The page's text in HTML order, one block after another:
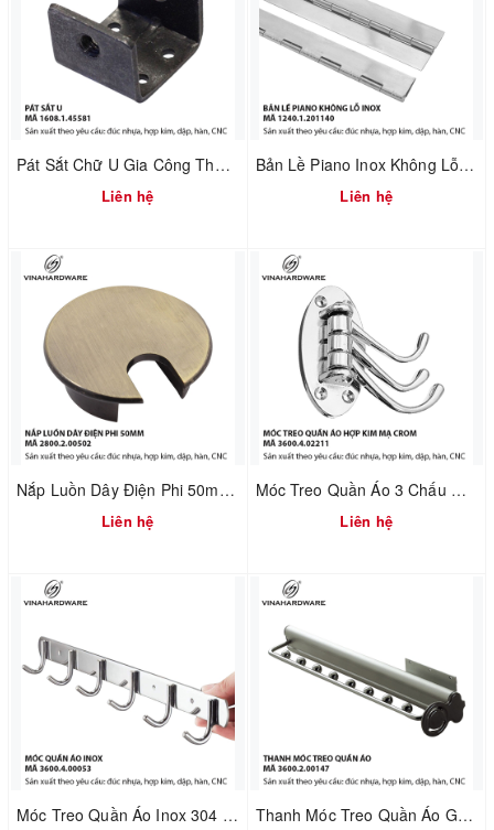
Pát Sắt Chữ U Gia Công Theo Yêu Cầu – Liên Kết Ngành Gỗ & Cơ Khí | Mã 1608.1.45581
Liên hệ
Bản Lề Piano Inox Không Lỗ – Sản Xuất Theo MOQ | Mã 1240.1.50160
Liên hệ
Nắp Luồn Dây Điện Phi 50mm Hợp Kim Đúc Xi Mạ Giả Cổ – Mã 2800.2.00502
Liên hệ
Móc Treo Quần Áo 3 Chấu Gấp Xếp Mạ Crom – Gắn Tường | Mã 3600.4.02211
Liên hệ
Móc Treo Quần Áo Inox 304 Gắn Tường – Dùng Cho Nhà Tắm & Nhà Bếp | Mã 3600.4.00053 Thanh Móc Treo Quần Áo Gắn Nóc Tủ Dài 480mm – Vinahardware | Mã 3600.2.00147